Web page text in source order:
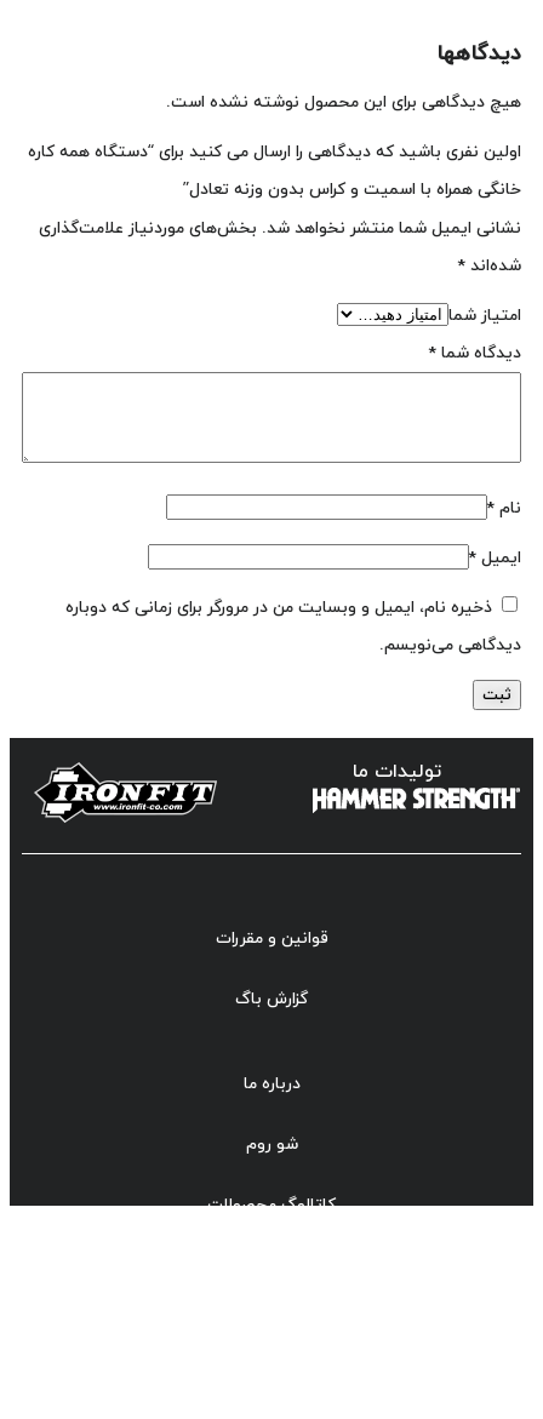
دیدگاهها
هیچ دیدگاهی برای این محصول نوشته نشده است.
اولین نفری باشید که دیدگاهی را ارسال می کنید برای “دستگاه همه کاره
خانگی همراه با اسمیت و کراس بدون وزنه تعادل”
نشانی ایمیل شما منتشر نخواهد شد. بخش‌های موردنیاز علامت‌گذاری
شده‌اند *
امتیاز شما
دیدگاه شما *
نام *
ایمیل *
ذخیره نام، ایمیل و وبسایت من در مرورگر برای زمانی که دوباره
دیدگاهی می‌نویسم.
تولیدات ما
قوانین و مقررات
گزارش باگ
درباره ما
شو روم
کاتالوگ محصولات